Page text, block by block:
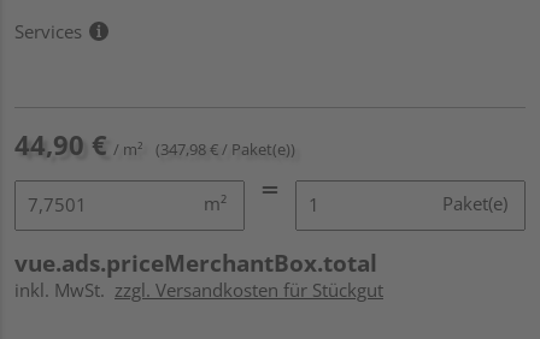
Services
44,90 € / m² (347,98 € / Paket(e))
m² Paket(e)
vue.ads.priceMerchantBox.total
inkl. MwSt. zzgl. Versandkosten für Stückgut